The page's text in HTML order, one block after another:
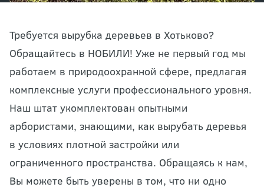
Требуется вырубка деревьев в Хотьково?
Обращайтесь в НОБИЛИ! Уже не первый год мы
работаем в природоохранной сфере, предлагая
комплексные услуги профессионального уровня.
Наш штат укомплектован опытными
арбористами, знающими, как вырубать деревья
в условиях плотной застройки или
ограниченного пространства. Обращаясь к нам,
Вы можете быть уверены в том, что ни одно